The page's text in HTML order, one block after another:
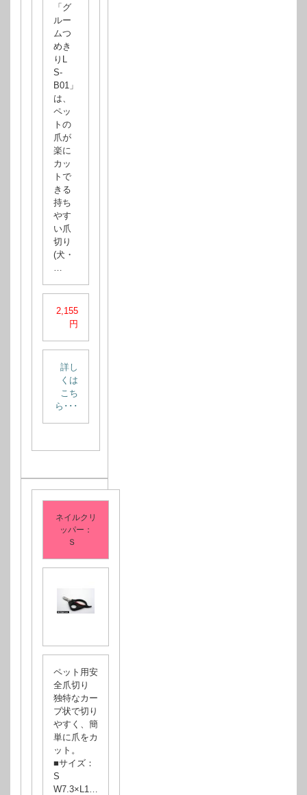
「グ
ルー
ムつ
めき
りL
S-
B01」
は、
ペッ
トの
爪が
楽に
カッ
トで
きる
持ち
やす
い爪
切り
(犬・
…
2,155
円
詳し
くは
こち
ら･･･
ネイルクリ
ッパー：
Ｓ
ペット用安
全爪切り
独特なカー
ブ状で切り
やすく、簡
単に爪をカ
ット。
■サイズ：
S
W7.3×L1…